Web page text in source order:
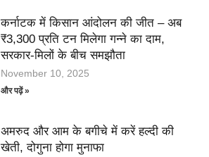
कर्नाटक में किसान आंदोलन की जीत – अब
₹3,300 प्रति टन मिलेगा गन्ने का दाम,
सरकार-मिलों के बीच समझौता
November 10, 2025
और पढ़ें »
अमरुद और आम के बगीचे में करें हल्दी की
खेती, दोगुना होगा मुनाफा